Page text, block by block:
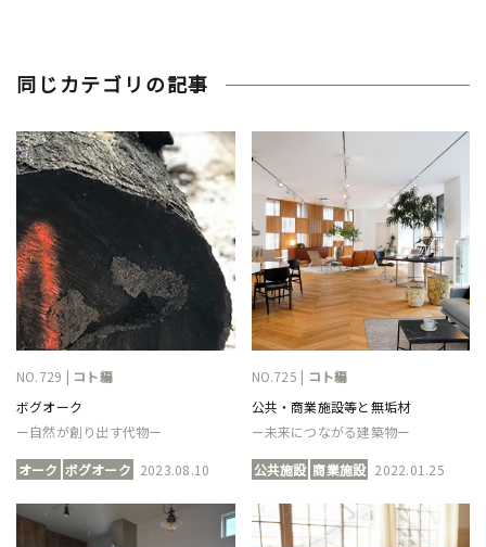
同じカテゴリの記事
NO.729 | コト編
ボグオーク
ー自然が創り出す代物ー
オーク ボグオーク 2023.08.10
NO.725 | コト編
公共・商業施設等と無垢材
ー未来につながる建築物ー
公共施設 商業施設 2022.01.25